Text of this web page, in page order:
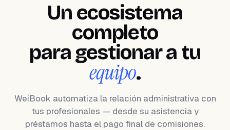
Un ecosistema
completo
para gestionar a tu
equipo.
WeiBook automatiza la relación administrativa con
tus profesionales — desde su asistencia y
préstamos hasta el pago final de comisiones.